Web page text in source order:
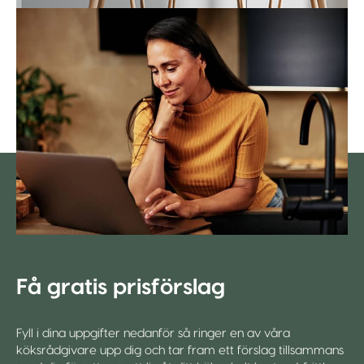
Få gratis prisförslag
Fyll i dina uppgifter nedanför så ringer en av våra
köksrådgivare upp dig och tar fram ett förslag tillsammans